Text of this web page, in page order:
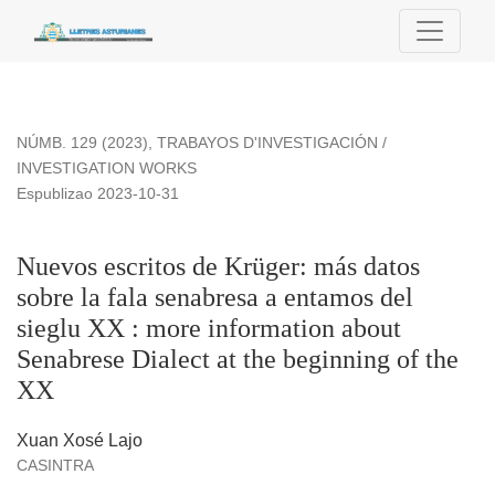
Nuevos escritos de Krüger: más datos sobre la fala
NÚMB. 129 (2023), TRABAYOS D'INVESTIGACIÓN /
INVESTIGATION WORKS
Nuevos escritos de Krüger: más datos
sobre la fala senabresa a entamos del
sieglu XX : more information about
Senabrese Dialect at the beginning of the
XX
Espublizao 2023-10-31
Xuan Xosé Lajo
CASINTRA